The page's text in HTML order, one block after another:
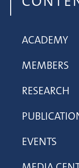
ACADEMY
MEMBERS
RESEARCH
EVENTS